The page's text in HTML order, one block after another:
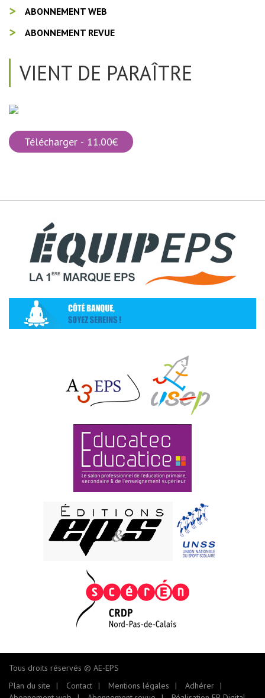
ABONNEMENT WEB
ABONNEMENT REVUE
VIENT DE PARAÎTRE
Télécharger - 11.00€
Tous droits réservés © AE-EPS
Plan du site
Contact Mentions légales
Adhérer